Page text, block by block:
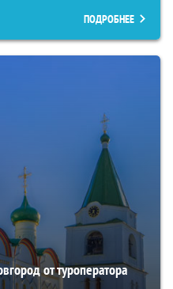
ПОДРОБНЕЕ
от туроператора